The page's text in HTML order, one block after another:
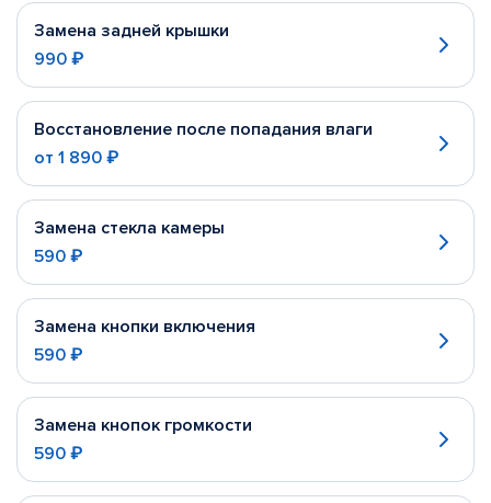
Замена задней крышки
990 ₽
Восстановление после попадания влаги
от 1 890 ₽
Замена стекла камеры
590 ₽
Замена кнопки включения
590 ₽
Замена кнопок громкости
590 ₽